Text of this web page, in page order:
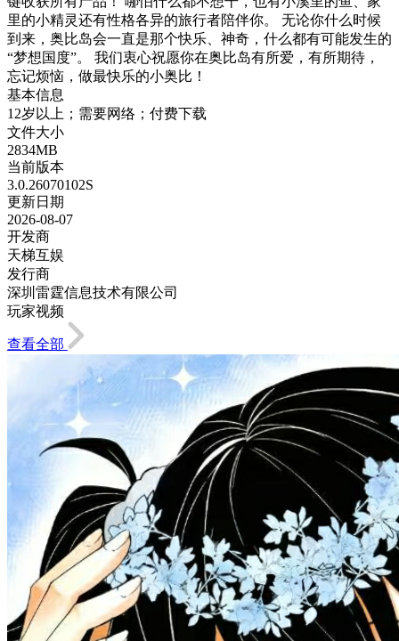
里的小精灵还有性格各异的旅行者陪伴你。 无论你什么时候
到来，奥比岛会一直是那个快乐、神奇，什么都有可能发生的
“梦想国度”。 我们衷心祝愿你在奥比岛有所爱，有所期待，
忘记烦恼，做最快乐的小奥比！
基本信息
12岁以上；需要网络；付费下载
文件大小
2834MB
当前版本
3.0.26070102S
更新日期
2026-08-07
开发商
天梯互娱
发行商
深圳雷霆信息技术有限公司
玩家视频
查看全部